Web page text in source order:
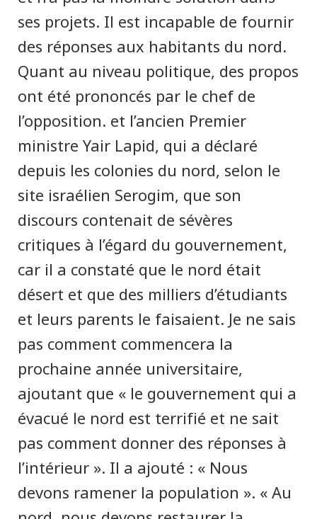
ses projets. Il est incapable de fournir
des réponses aux habitants du nord.
Quant au niveau politique, des propos
ont été prononcés par le chef de
l’opposition. et l’ancien Premier
ministre Yair Lapid, qui a déclaré
depuis les colonies du nord, selon le
site israélien Serogim, que son
discours contenait de sévères
critiques à l’égard du gouvernement,
car il a constaté que le nord était
désert et que des milliers d’étudiants
et leurs parents le faisaient. Je ne sais
pas comment commencera la
prochaine année universitaire,
ajoutant que « le gouvernement qui a
évacué le nord est terrifié et ne sait
pas comment donner des réponses à
l’intérieur ». Il a ajouté : « Nous
devons ramener la population ». « Au